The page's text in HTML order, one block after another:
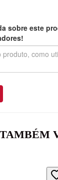
sobre este